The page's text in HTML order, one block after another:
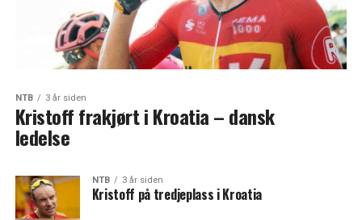
NTB 3 år siden
Kristoff frakjørt i Kroatia – dansk
ledelse
NTB 3 år siden
Kristoff på tredjeplass i Kroatia